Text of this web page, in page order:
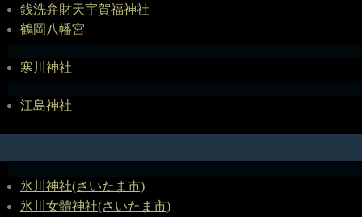
銭洗弁財天宇賀福神社
鶴岡八幡宮
寒川神社
江島神社
氷川神社(さいたま市)
氷川女體神社(さいたま市)